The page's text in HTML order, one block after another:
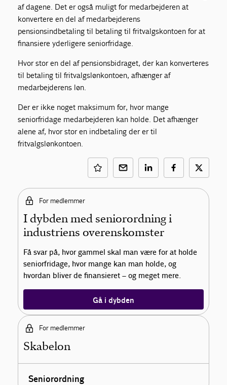
af dagene. Det er også muligt for medarbejderen at
konvertere en del af medarbejderens
pensionsindbetaling til betaling til fritvalgskontoen for at
finansiere yderligere seniorfridage.
Hvor stor en del af pensionsbidraget, der kan konverteres
til betaling til fritvalgslønkontoen, afhænger af
medarbejderens løn.
Der er ikke noget maksimum for, hvor mange
seniorfridage medarbejderen kan holde. Det afhænger
alene af, hvor stor en indbetaling der er til
fritvalgslønkontoen.
For medlemmer
I dybden med seniorordning i
industriens overenskomster
Få svar på, hvor gammel skal man være for at holde
seniorfridage, hvor mange kan man holde, og
hvordan bliver de finansieret – og meget mere.
Gå i dybden
For medlemmer
Skabelon
Seniorordning